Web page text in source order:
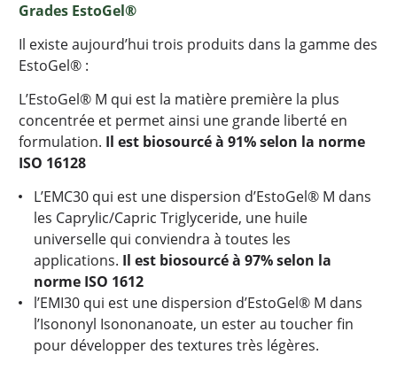
Grades EstoGel®
Il existe aujourd’hui trois produits dans la gamme des
EstoGel® :
L’EstoGel® M qui est la matière première la plus
concentrée et permet ainsi une grande liberté en
formulation. Il est biosourcé à 91% selon la norme
ISO 16128
L’EMC30 qui est une dispersion d’EstoGel® M dans
les Caprylic/Capric Triglyceride, une huile
universelle qui conviendra à toutes les
applications. Il est biosourcé à 97% selon la
norme ISO 1612
l’EMI30 qui est une dispersion d’EstoGel® M dans
l’Isononyl Isononanoate, un ester au toucher fin
pour développer des textures très légères.